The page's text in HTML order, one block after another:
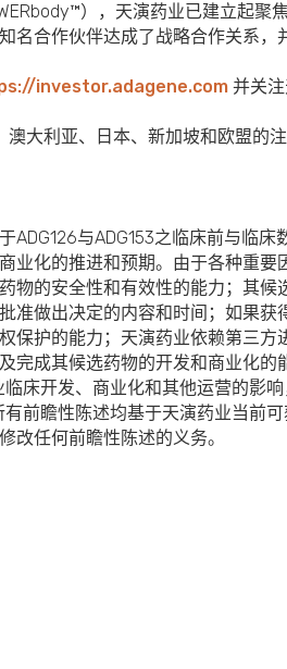
），天演药业已建立起
名合作伙伴达成了战略合作关系，
investor.adagene.com 并关
大利亚、日本、新加坡和欧盟的注
ADG126与ADG153之临床前与临
业化的推进和预期。由于各种重要
物的安全性和有效性的能力；其
准做出决定的内容和时间；如果
保护的能力；天演药业依赖第三
完成其候选药物的开发和商业化
临床开发、商业化和其他运营的影
前瞻性陈述均基于天演药业当前
改任何前瞻性陈述的义务。